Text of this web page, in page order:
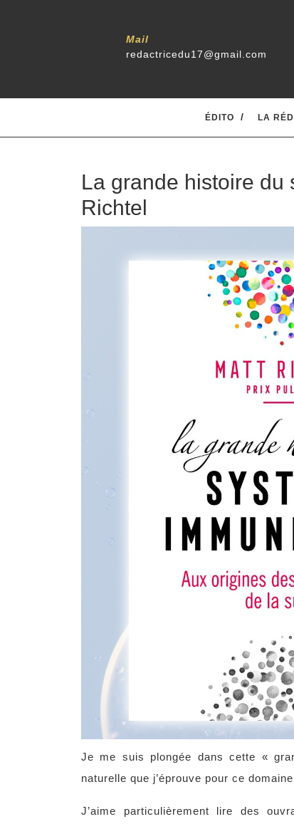
Mail
redactricedu17@gmail.com
ÉDITO LA
La grande histoire du
Richtel
Je me suis plongée dans cette «
naturelle que j’éprouve pour ce
J’aime particulièrement lire des